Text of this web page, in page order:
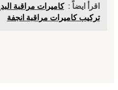
اقرأ ايضاً :
تركيب كاميرات مراقبة انجفة